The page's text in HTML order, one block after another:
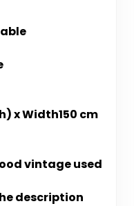
x Width150 cm
vintage used
description